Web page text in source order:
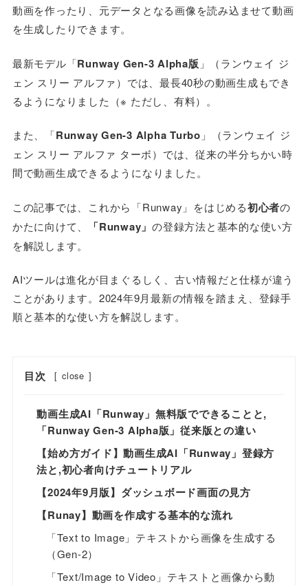
動画を作ったり、元データとなる画像を読み込ませて動画
を生成したりできます。
最新モデル「Runway Gen-3 Alpha版 」（ランウェイ ジ
ェン スリー アルファ）では、最長40秒の動画生成もでき
るようになりました（※ ただし、有料）。
また、「Runway Gen-3 Alpha Turbo 」（ランウェイ ジ
ェン スリー アルファ ターボ）では、従来の半分ちかい時
間で動画生成できるようになりました。
この記事では、これから「Runway」をはじめる初心者の
かたに向けて、
「Runway」の登録方法と基本的な使い方
を解説します。
AIツールは進化が目まぐるしく、古い情報だと仕様が違う
ことがあります。2024年9月最新の情報を踏まえ、登録手
順と基本的な使い方を解説します。
目次 [ close ]
動画生成AI「Runway」無料版でできることと,
「Runway Gen-3 Alpha版」従来版との違い
【始め方ガイド】動画生成AI「Runway」登録方
法と,初心者向けチュートリアル
【2024年9月版】ダッシュボード画面の見方
【Runay】動画を作成する基本的な流れ
「Text to Image」テキストから画像を生成する
（Gen-2）
「Text/Image to Video」テキストと画像から動